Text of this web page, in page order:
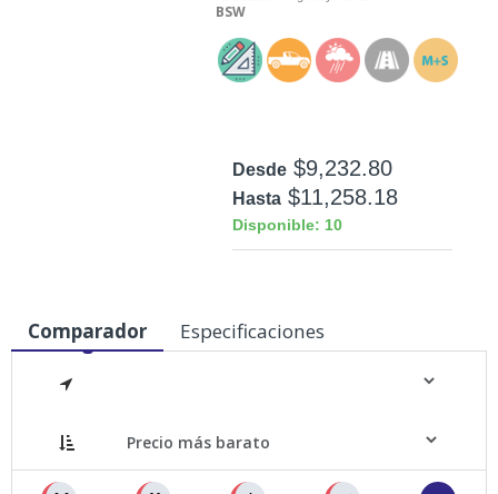
BSW
Desde $9,232.80
Hasta $11,258.18
Disponible: 10
Medidas
Comparador Especificaciones